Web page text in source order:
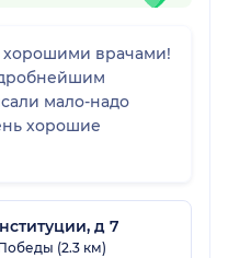
врачами!
мало-надо
хорошие
д 7
(2.3 км)